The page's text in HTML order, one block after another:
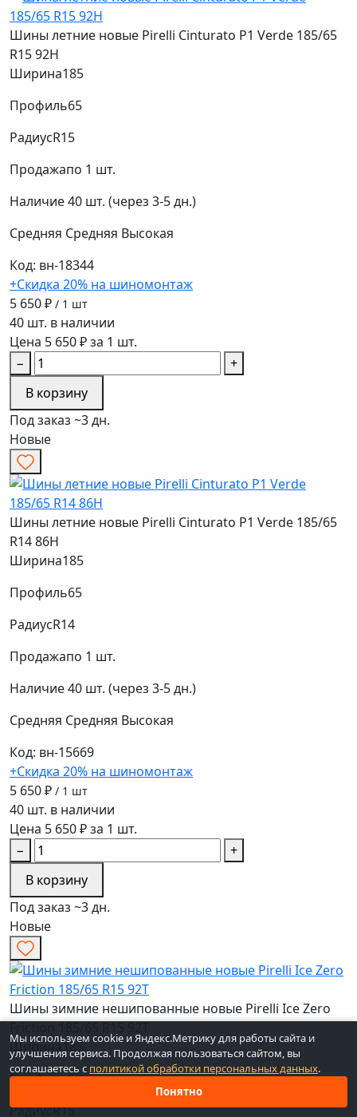
Шины летние новые Pirelli Cinturato P1 Verde 185/65
R15 92H
Ширина185
Профиль65
РадиусR15
Продажапо 1 шт.
Наличие40 шт. (через 3-5 дн.)
Средняя Средняя Высокая
Код: вн-18344
+Скидка 20% на шиномонтаж
5 650 ₽ / 1 шт
40 шт. в наличии
Цена 5 650 ₽ за 1 шт.
−
+
В корзину
Под заказ ~3 дн.
Новые
Шины летние новые Pirelli Cinturato P1 Verde 185/65
R14 86H
Ширина185
Профиль65
РадиусR14
Продажапо 1 шт.
Наличие40 шт. (через 3-5 дн.)
Средняя Средняя Высокая
Код: вн-15669
+Скидка 20% на шиномонтаж
5 650 ₽ / 1 шт
40 шт. в наличии
Цена 5 650 ₽ за 1 шт.
−
+
В корзину
Под заказ ~3 дн.
Новые
Шины зимние нешипованные новые Pirelli Ice Zero
Ширина185
Профиль65
РадиусR15
Мы используем cookie и Яндекс.Метрику для работы сайта и
улучшения сервиса. Продолжая пользоваться сайтом, вы
соглашаетесь с политикой обработки персональных данных.
Понятно